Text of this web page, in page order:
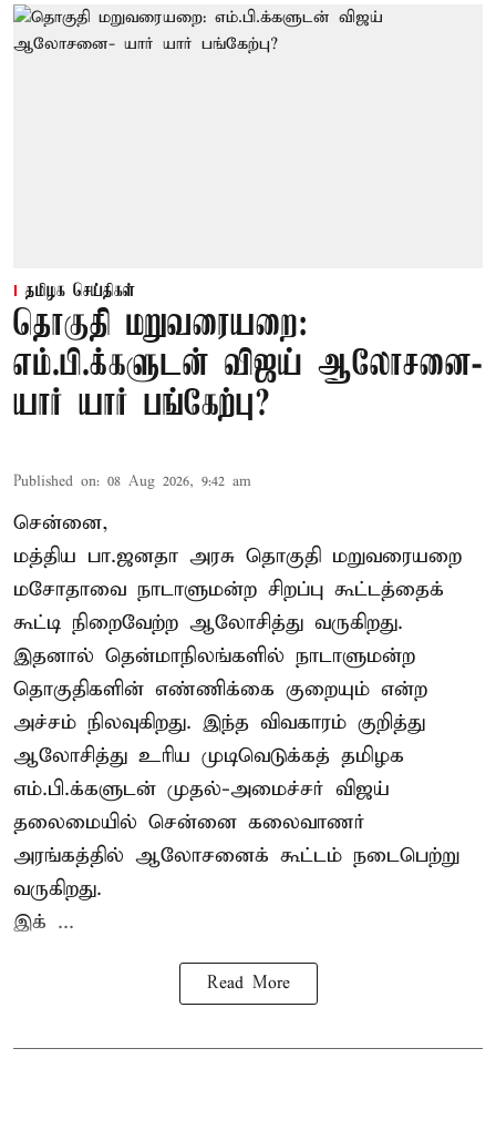
தமிழக செய்திகள்
தொகுதி மறுவரையறை:
எம்.பி.க்களுடன் விஜய் ஆலோசனை-
யார் யார் பங்கேற்பு?
Published on: 08 Aug 2026, 9:42 am
சென்னை,
மத்திய பா.ஜனதா அரசு தொகுதி மறுவரையறை
மசோதாவை நாடாளுமன்ற சிறப்பு கூட்டத்தைக்
கூட்டி நிறைவேற்ற ஆலோசித்து வருகிறது.
இதனால் தென்மாநிலங்களில் நாடாளுமன்ற
தொகுதிகளின் எண்ணிக்கை குறையும் என்ற
அச்சம் நிலவுகிறது. இந்த விவகாரம் குறித்து
ஆலோசித்து உரிய முடிவெடுக்கத் தமிழக
எம்.பி.க்களுடன் முதல்-அமைச்சர் விஜய்
தலைமையில் சென்னை கலைவாணர்
அரங்கத்தில் ஆலோசனைக் கூட்டம் நடைபெற்று
வருகிறது.
இக் ...
Read More